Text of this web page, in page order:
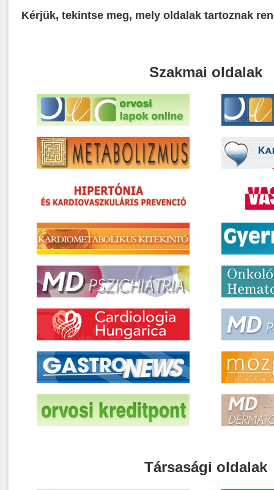
Kérjük, tekintse meg, mely oldalak tartoznak
Szakmai oldalak
Társasági oldalak